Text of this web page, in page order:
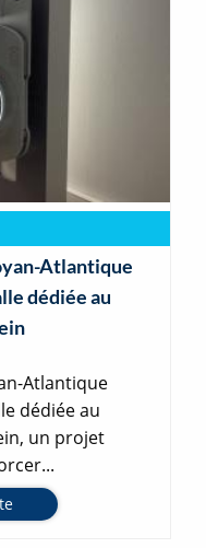
Atlantique
dédiée au
Atlantique
dédiée au
un projet